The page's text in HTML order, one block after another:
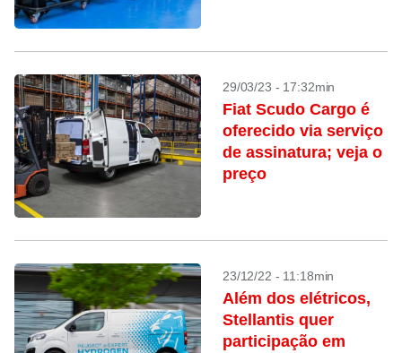
29/03/23 - 17:32min
Fiat Scudo Cargo é
oferecido via serviço
de assinatura; veja o
preço
23/12/22 - 11:18min
Além dos elétricos,
Stellantis quer
participação em